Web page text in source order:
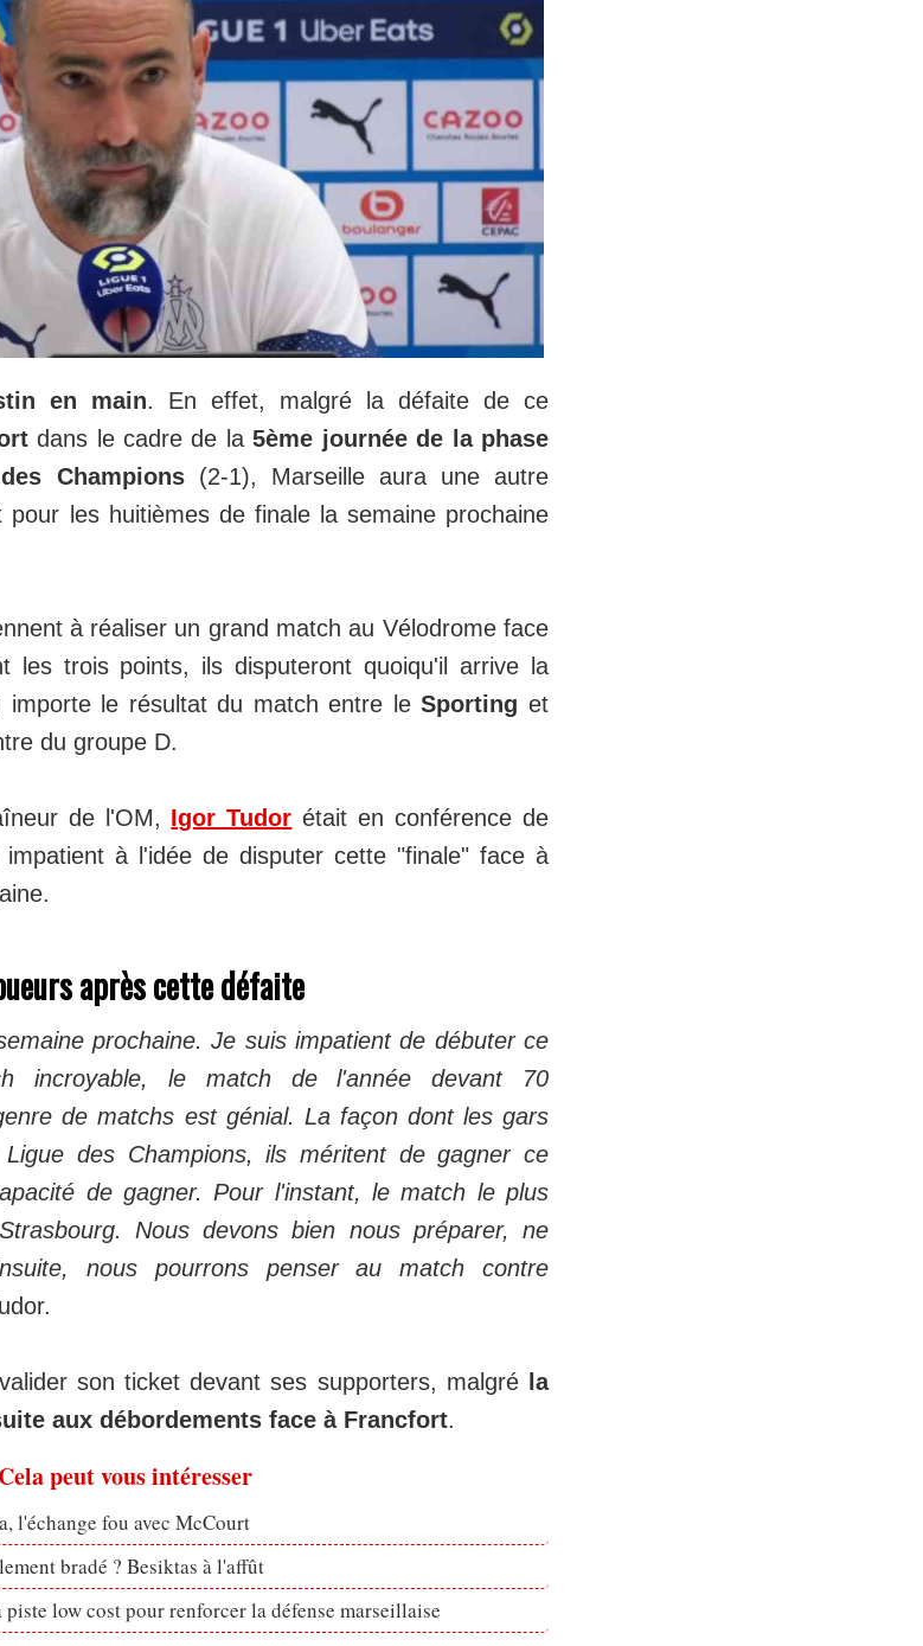
en main. En effet, malgré la défaite de ce
dans le cadre de la5ème journée de la phase
Champions(2-1), Marseille aura une autre
les huitièmes de finale la semaine prochaine
à réaliser un grand match au Vélodrome face
les trois points, ils disputeront quoiqu'il arrive la
importe le résultat du match entre leSporting et
du groupe D.
de l'OM, Igor Tudor était en conférence de
à l'idée de disputer cette "finale" face à
après cette défaite
prochaine. Je suis impatient de débuter ce
incroyable, le match de l'année devant 70
de matchs est génial. La façon dont les gars
des Champions, ils méritent de gagner ce
de gagner. Pour l'instant, le match le plus
Nous devons bien nous préparer, ne
nous pourrons penser au match contre
son ticket devant ses supporters, malgré
la
aux débordements face à Francfort.
Cela peut vous intéresser
l'échange fou avec McCourt
bradé ? Besiktas à l'affût
low cost pour renforcer la défense marseillaise